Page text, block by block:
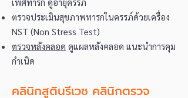
ตรวจประเมินสุขภาพทารกในครรภ์ด้วยเครื่อง
NST (Non Stress Test)
ตรวจหลังคลอด ดูแผลหลังคลอด แนะนำการคุม
กำเนิด
คลินิกสูตินรีเวช คลินิกตรวจ